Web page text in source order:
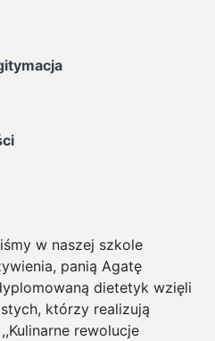
w naszej szkole
panią Agatę
dietetyk wzięli
którzy realizują
,,Kulinarne rewolucje